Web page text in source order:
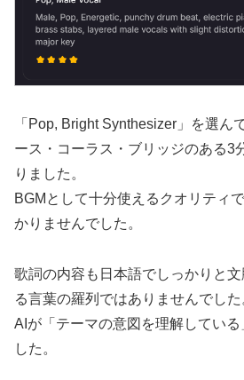
「Pop, Bright Synthesizer」を選ん
ース・コーラス・ブリッジのある3
りました。
BGMとして十分使えるクオリティ
かりませんでした。
歌詞の内容も日本語でしっかりと
る言葉の羅列ではありませんでした
AIが「テーマの意図を理解している
した。